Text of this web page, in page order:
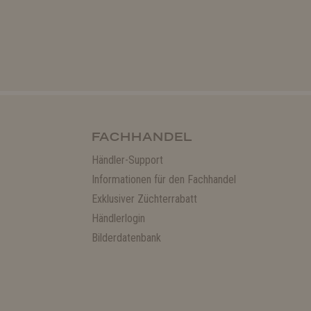
FACHHANDEL
Händler-Support
Informationen für den Fachhandel
Exklusiver Züchterrabatt
Händlerlogin
Bilderdatenbank